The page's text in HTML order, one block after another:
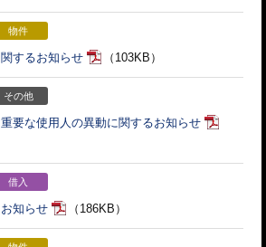
物件
するお知らせ （103KB）
その他
要な使用人の異動に関するお知らせ
借入
知らせ （186KB）